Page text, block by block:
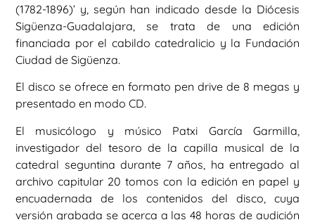
(1782-1896)’ y, según han indicado desde la Diócesis
Sigüenza-Guadalajara, se trata de una edición
financiada por el cabildo catedralicio y la Fundación
Ciudad de Sigüenza.
El disco se ofrece en formato pen drive de 8 megas y
presentado en modo CD.
El musicólogo y músico Patxi García Garmilla,
investigador del tesoro de la capilla musical de la
catedral seguntina durante 7 años, ha entregado al
archivo capitular 20 tomos con la edición en papel y
encuadernada de los contenidos del disco, cuya
versión grabada se acerca a las 48 horas de audición